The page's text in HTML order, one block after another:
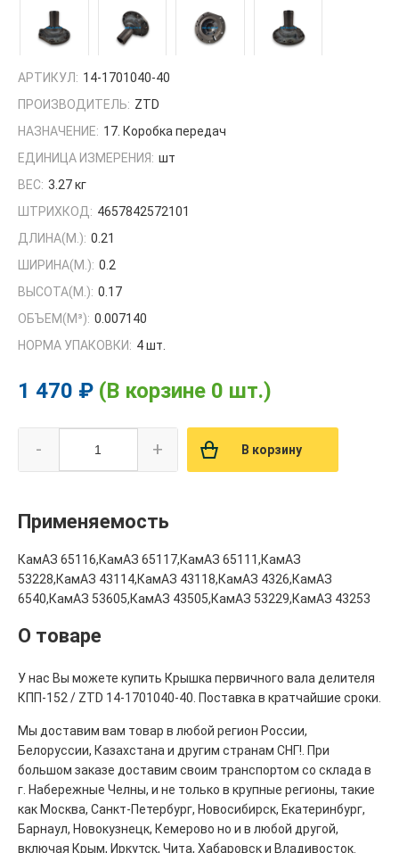
АРТИКУЛ: 14-1701040-40
ПРОИЗВОДИТЕЛЬ: ZTD
НАЗНАЧЕНИЕ: 17. Коробка передач
ЕДИНИЦА ИЗМЕРЕНИЯ: шт
ВЕС: 3.27 кг
ШТРИХКОД: 4657842572101
ДЛИНА(М.): 0.21
ШИРИНА(М.): 0.2
ВЫСОТА(М.): 0.17
ОБЪЕМ(M³): 0.007140
НОРМА УПАКОВКИ: 4 шт.
1 470 ₽ (В корзине 0 шт.)
- + В корзину
Применяемость
КамАЗ 65116,КамАЗ 65117,КамАЗ 65111,КамАЗ
53228,КамАЗ 43114,КамАЗ 43118,КамАЗ 4326,КамАЗ
6540,КамАЗ 53605,КамАЗ 43505,КамАЗ 53229,КамАЗ 43253
О товаре
У нас Вы можете купить Крышка первичного вала делителя
КПП-152 / ZTD 14-1701040-40. Поставка в кратчайшие сроки.
Мы доставим вам товар в любой регион России,
Белоруссии, Казахстана и другим странам СНГ!. При
большом заказе доставим своим транспортом со склада в
г. Набережные Челны, и не только в крупные регионы, такие
как Москва, Санкт-Петербург, Новосибирск, Екатеринбург,
Барнаул, Новокузнецк, Кемерово но и в любой другой,
включая Крым, Иркутск, Чита, Хабаровск и Владивосток.